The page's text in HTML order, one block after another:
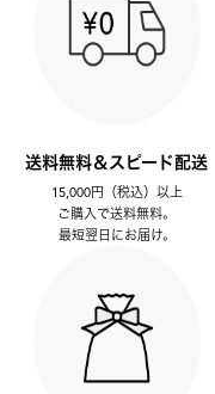
送料無料＆スピード配送
15,000円（税込）以上
ご購入で送料無料。
最短翌日にお届け。